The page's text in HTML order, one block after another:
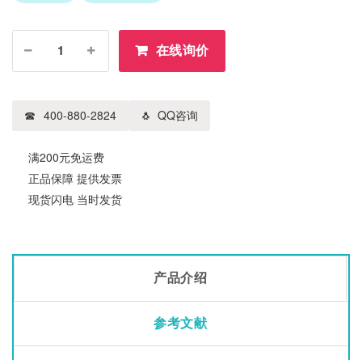
在线询价
QQ咨询
400-880-2824
满200元免运费
正品保障 提供发票
现货闪电 当时发货
产品介绍
参考文献